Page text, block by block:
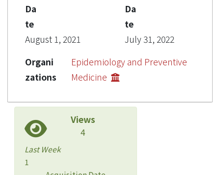
Da
te
August 1, 2021
Da
te
July 31, 2022
Organi
zations
Epidemiology and Preventive
Medicine
Views
4
Last Week
1